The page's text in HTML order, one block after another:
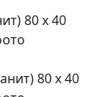
80 х 40